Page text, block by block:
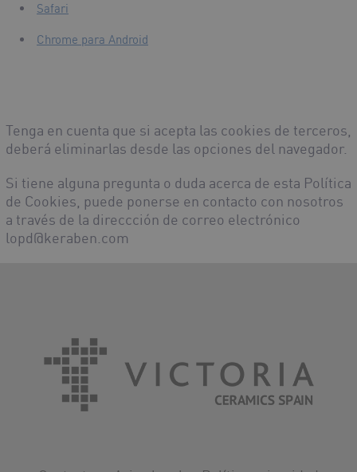
Safari
Chrome para Android
Tenga en cuenta que si acepta las cookies de terceros,
deberá eliminarlas desde las opciones del navegador.
Si tiene alguna pregunta o duda acerca de esta Política
de Cookies, puede ponerse en contacto con nosotros
a través de la direccción de correo electrónico
lopd@keraben.com